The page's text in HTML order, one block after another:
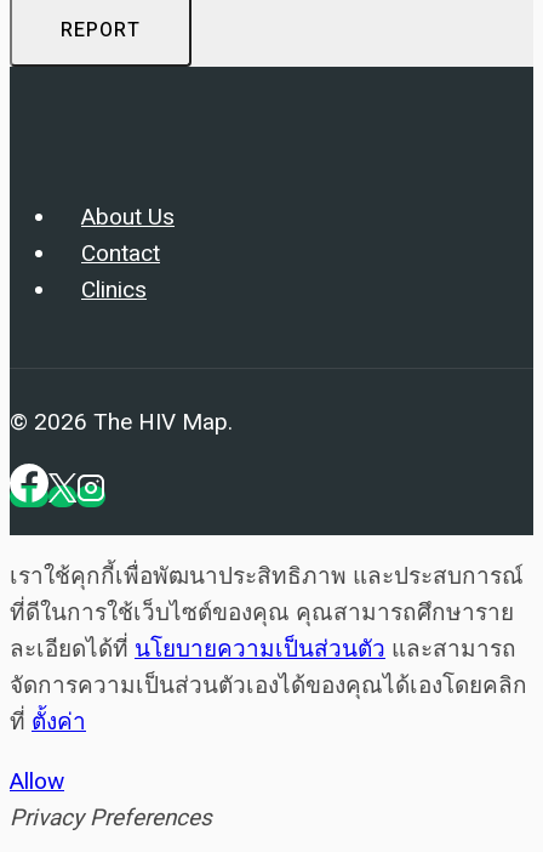
REPORT
About Us
Contact
Clinics
© 2026 The HIV Map.
เราใช้คุกกี้เพื่อพัฒนาประสิทธิภาพ และประสบการณ์
ที่ดีในการใช้เว็บไซต์ของคุณ คุณสามารถศึกษาราย
ละเอียดได้ที่ นโยบายความเป็นส่วนตัว และสามารถ
จัดการความเป็นส่วนตัวเองได้ของคุณได้เองโดยคลิก
ที่ ตั้งค่า
Allow
Privacy Preferences